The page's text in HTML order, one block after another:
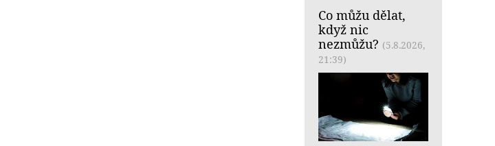
Co můžu dělat,
když nic
nezmůžu? (5.8.2026,
21:39)